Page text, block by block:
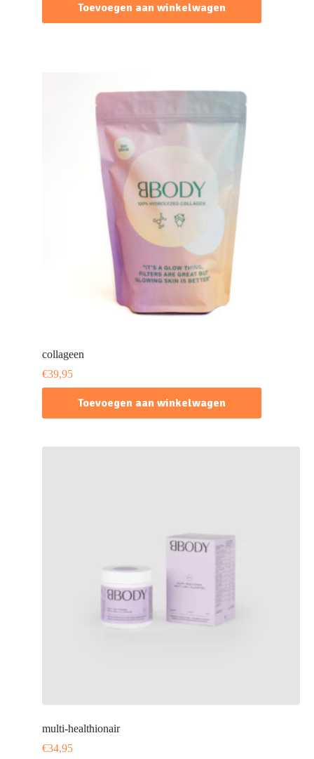
Toevoegen aan winkelwagen
collageen
€39,95
Toevoegen aan winkelwagen
multi-healthionair
€34,95